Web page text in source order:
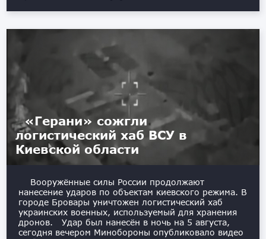
«Герани» сожгли
логистический хаб ВСУ в
Киевской области
Вооружённые силы России продолжают
нанесение ударов по объектам киевского режима. В
городе Бровары уничтожен логистический хаб
украинских военных, используемый для хранения
дронов. Удар был нанесён в ночь на 5 августа,
сегодня вечером Минобороны опубликовало видео